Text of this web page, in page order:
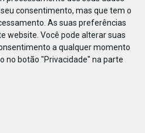
consentimento, mas que tem o
As suas preferências
website. Você pode alterar suas
a qualquer momento
no botão "Privacidade" na parte